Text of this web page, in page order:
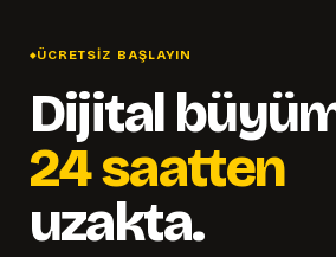
ÜCRETSIZ BAŞLAYIN
Dijital
24 saatten
uzakta.